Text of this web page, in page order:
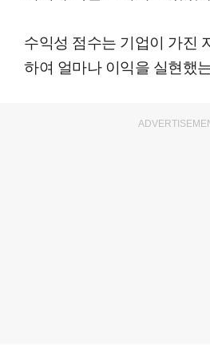
수익성 점수는 기업이 가진
하여 얼마나 이익을 실현했